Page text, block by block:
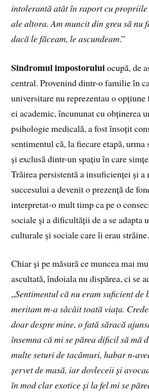
intolerantă atât în raport cu propriile
ale altora. Am muncit din greu să nu
dacă le făceam, le ascundeam.”
Sindromul impostoruluiocupă, de
central. Provenind dintr-o familie în
universitare nu reprezentau o opțiune
ei academic, încununat cu obținerea
psihologie medicală, a fost însoțit
sentimentul că, la fiecare etapă, urma
și exclusă dintr-un spațiu în care
Trăirea persistentă a insuficienței și
succesului a devenit o prezență de
interpretat-o mult timp ca pe o
sociale și a dificultății de a se adapta
culturale și sociale care îi erau străine.
Chiar și pe măsură ce muncea mai
ascultată, îndoiala nu dispărea, ci se
„Sentimentul că nu eram suficient de
meritam m-a sâcâit toată viața.
doar despre mine, o fată săracă
însemna că mi se părea dificil să mă
multe seturi de tacâmuri, habar n-
șervet de masă, iar dovleceii și
în mod clar exotice și la fel mi se